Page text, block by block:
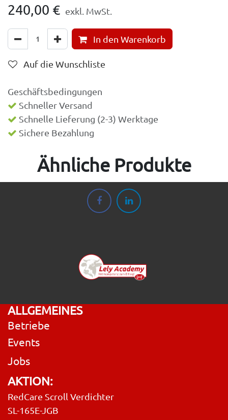
240,00 € exkl. MwSt.
In den Warenkorb
Auf die Wunschliste
Geschäftsbedingungen
Schneller Versand
Schnelle Lieferung (2-3) Werktage
Sichere Bezahlung
Ähnliche Produkte
ALLGEMEINES
Betriebe
Events
Jobs
AKTION:
RedCare Scroll Verdichter
SL-165E-JGB